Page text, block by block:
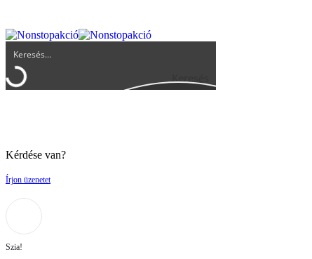
Keresés
Kérdése van?
Írjon üzenetet
Szia!